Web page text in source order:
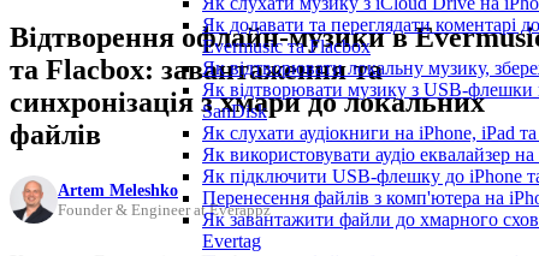
Як додавати та переглядати коментарі
Evermusic та Flacbox
Як відтворювати локальну музику,
Як відтворювати музику з USB-флешки
SanDisk
Як слухати аудіокниги на iPhone, iPad
Як використовувати аудіо еквалайзер
Як підключити USB-флешку до iPhone
Перенесення файлів з комп'ютера на
Як завантажити файли до хмарного
Evertag
Відтворення офлайн-музики в
та Flacbox: завантаження та
синхронізація з хмари до локальних
файлів
Artem Meleshko
Founder & Engineer at Everappz